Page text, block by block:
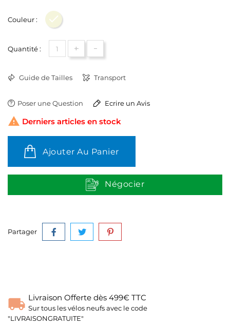
Couleur : Beige
Quantité : + -
Guide de Tailles Transport
Poser une Question Ecrire un Avis
 Derniers articles en stock
Ajouter Au Panier
Négocier
Partager
Livraison Offerte dès 499€ TTC
Sur tous les vélos neufs avec le code
"LIVRAISONGRATUITE"